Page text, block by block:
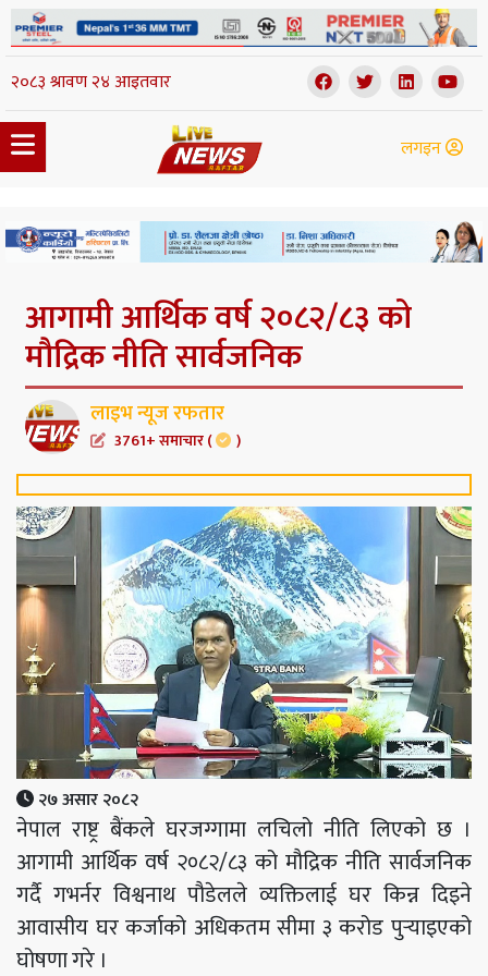
लगइन
आगामी आर्थिक वर्ष २०८२/८३ को
मौद्रिक नीति सार्वजनिक
लाइभ न्यूज रफतार
3761+ समाचार ( )
२७ असार २०८२
नेपाल राष्ट्र बैंकले घरजग्गामा लचिलो नीति लिएको छ ।
आगामी आर्थिक वर्ष २०८२/८३ को मौद्रिक नीति सार्वजनिक
गर्दै गभर्नर विश्वनाथ पौडेलले व्यक्तिलाई घर किन्न दिइने
आवासीय घर कर्जाको अधिकतम सीमा ३ करोड पुर्‍याइएको
घोषणा गरे ।